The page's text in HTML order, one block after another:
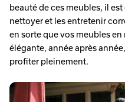
beauté de ces meubles, il
nettoyer et les entretenir
en sorte que vos meubles
élégante, année après
profiter pleinement.